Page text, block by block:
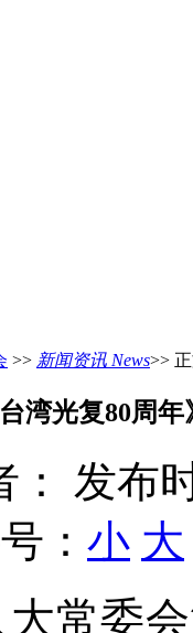
>> 新闻资讯 News>>
湾光复80周年
发布
： 小 大
常委